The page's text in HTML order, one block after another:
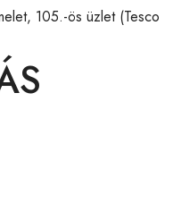
105.-ös üzlet (Tesco